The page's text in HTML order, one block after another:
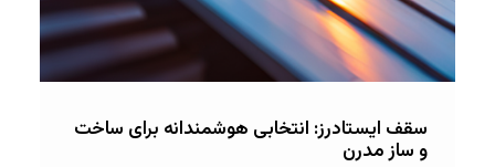
سقف ایستادرز: انتخابی هوشمندانه برای ساخت
و ساز مدرن